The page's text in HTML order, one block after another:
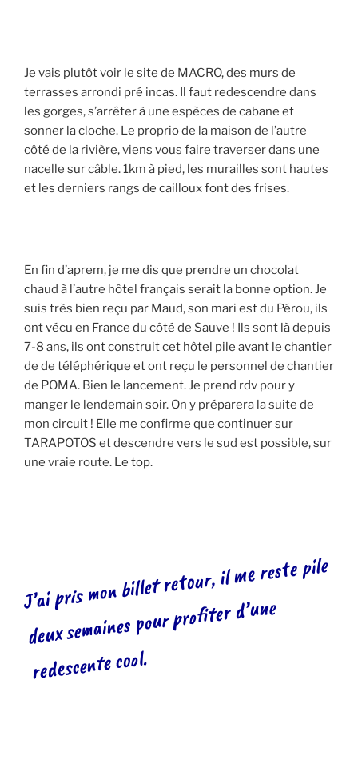
Je vais plutôt voir le site de MACRO, des murs de
terrasses arrondi pré incas. Il faut redescendre dans
les gorges, s’arrêter à une espèces de cabane et
sonner la cloche. Le proprio de la maison de l’autre
côté de la rivière, viens vous faire traverser dans une
nacelle sur câble. 1km à pied, les murailles sont hautes
et les derniers rangs de cailloux font des frises.
En fin d’aprem, je me dis que prendre un chocolat
chaud à l’autre hôtel français serait la bonne option. Je
suis très bien reçu par Maud, son mari est du Pérou, ils
ont vécu en France du côté de Sauve ! Ils sont là depuis
7-8 ans, ils ont construit cet hôtel pile avant le chantier
de de téléphérique et ont reçu le personnel de chantier
de POMA. Bien le lancement. Je prend rdv pour y
manger le lendemain soir. On y préparera la suite de
mon circuit ! Elle me confirme que continuer sur
TARAPOTOS et descendre vers le sud est possible, sur
une vraie route. Le top.
J’ai pris mon billet retour, il
me reste pile
deux semaines pour profiter d’une
redescente cool.